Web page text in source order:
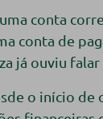
conta
conta de
já ouviu falar
o início de